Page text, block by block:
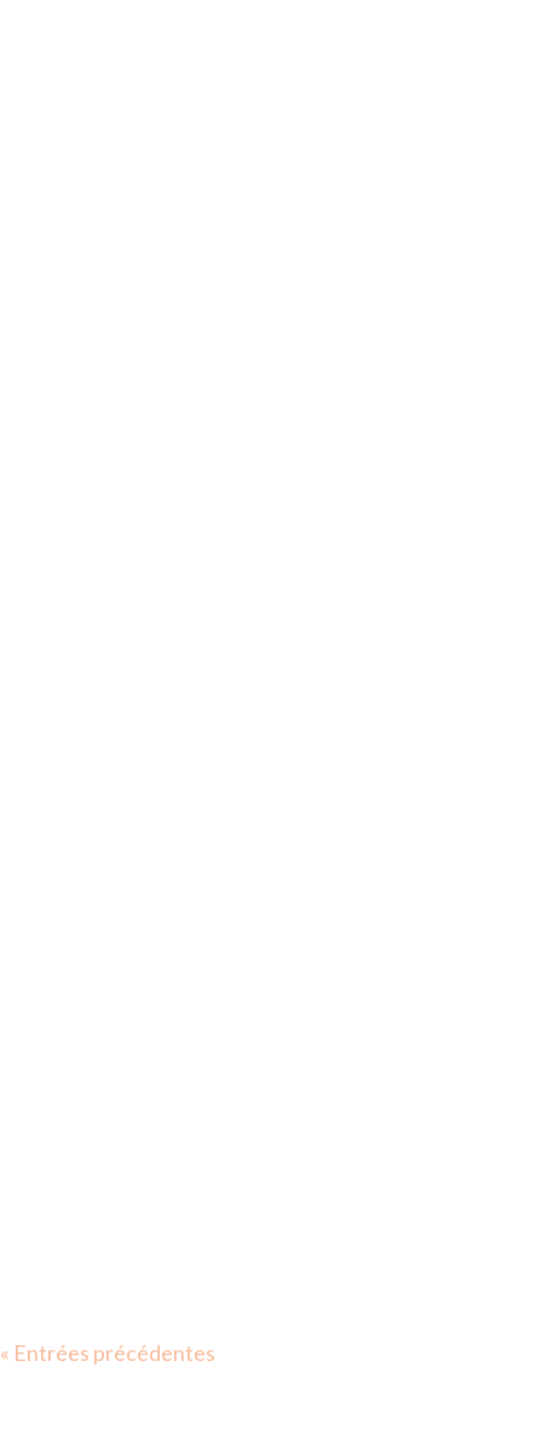
« Entrées précédentes